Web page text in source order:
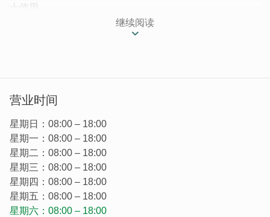
士使用。
│租车界的极品！吉品租车为您提供暖心服务│
想知道更多旅游秘境、美食地图与金门独有生态简介，选
「吉品租车」就对了！
继续阅读
营业时间
星期日：08:00 – 18:00
星期一：08:00 – 18:00
星期二：08:00 – 18:00
星期三：08:00 – 18:00
星期四：08:00 – 18:00
星期五：08:00 – 18:00
星期六：08:00 – 18:00